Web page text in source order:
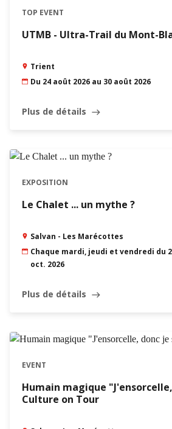
TOP EVENT
UTMB - Ultra-Trail du Mont-
Trient
Du 24 août 2026 au 30 août 2026
Plus de détails east
EXPOSITION
Le Chalet ... un mythe ?
Salvan - Les Marécottes
Chaque mardi, jeudi et vendredi du
oct. 2026
Plus de détails east
EVENT
Humain magique
Culture on Tour